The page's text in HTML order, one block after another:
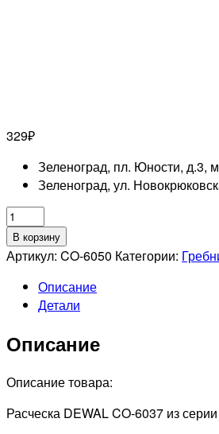
329₽
Зеленоград, пл. Юности, д.3,
Зеленоград, ул.
Количество
товара
DEWAL
ЭКОНОМ
Расческа
комбинированная,
18см
В корзину
Артикул: CO-6050 Категории:
Описание
Детали
Описание
Описание товара:
Расческа DEWAL CO-6037 из